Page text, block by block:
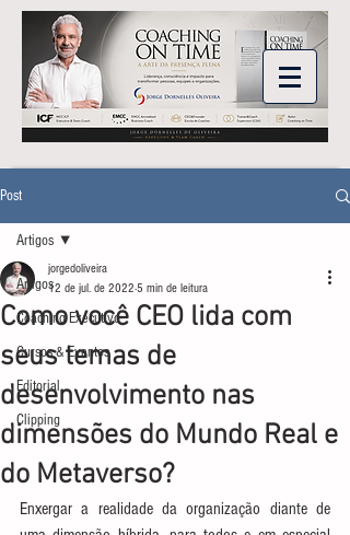
Post
Artigos
Coaching Executivo
Cursos & Eventos
Editorial
Clipping
Artigos
Como você CEO lida com
seus temas de
desenvolvimento nas
dimensões do Mundo Real e
do Metaverso?
jorgedoliveira
12 de jul. de 2022 5 min de leitura
Enxergar a realidade da organização diante de